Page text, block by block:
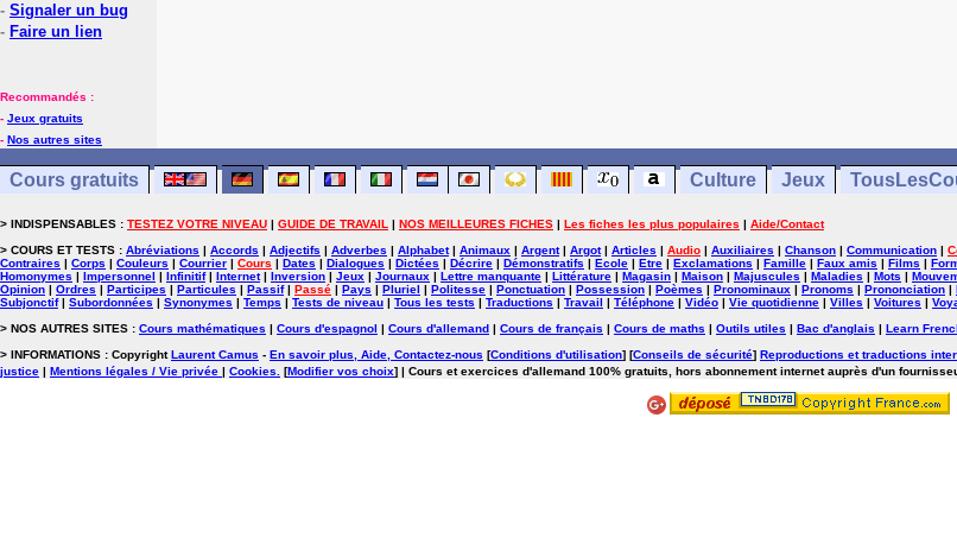
- Signaler un bug
- Faire un lien
Recommandés :
- Jeux gratuits
- Nos autres sites
Cours gratuits Culture Jeux
> INDISPENSABLES : TESTEZ VOTRE NIVEAU | GUIDE DE TRAVAIL | NOS MEILLEURES FICHES | Les fiches les plus populaires | Aide/Contact
> COURS ET TESTS : Abréviations | Accords | Adjectifs | Adverbes | Alphabet| Animaux | Argent| Argot| Articles | Audio | Auxiliaires | Chanson | Communication |
Contraires | Corps | Couleurs | Courrier | Cours | Dates | Dialogues | Dictées | Décrire | Démonstratifs | Ecole | Etre | Exclamations | Famille | Faux amis | Films |
Homonymes | Impersonnel | Infinitif| Internet| Inversion | Jeux | Journaux | Lettre manquante | Littérature | Magasin | Maison | Majuscules | Maladies | Mots |
Opinion | Ordres | Participes | Particules | Passif| Passé | Pays | Pluriel | Politesse | Ponctuation | Possession | Poèmes | Pronominaux | Pronoms | Prononciation |
Subjonctif| Subordonnées | Synonymes | Temps | Tests de niveau | Tous les tests | Traductions | Travail | Téléphone | Vidéo | Vie quotidienne | Villes | Voitures |
> NOS AUTRES SITES : Cours mathématiques | Cours d'espagnol | Cours d'allemand | Cours de français | Cours de maths | Outils utiles | Bac d'anglais | Learn
> INFORMATIONS : CopyrightLaurent Camus - En savoir plus, Aide, Contactez-nous [Conditions d'utilisation] [Conseils de sécurité] Reproductions et traductions
justice | Mentions légales / Vie privée | Cookies [Modifier vos choix] | Cours et exercices d'allemand 100% gratuits, hors abonnement internet auprès d'un